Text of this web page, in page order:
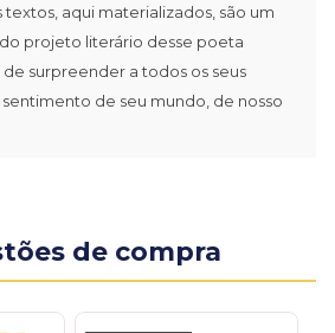
aqui materializados, são um
projeto literário desse poeta
surpreender a todos os seus
de seu mundo, de nosso
de compra